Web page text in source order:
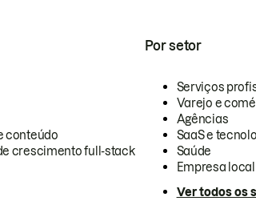
conteúdo
crescimento full-stack
Por setor
Serviços
Varejo e
Agências
SaaS e
Saúde
Empresa local
Ver todos os